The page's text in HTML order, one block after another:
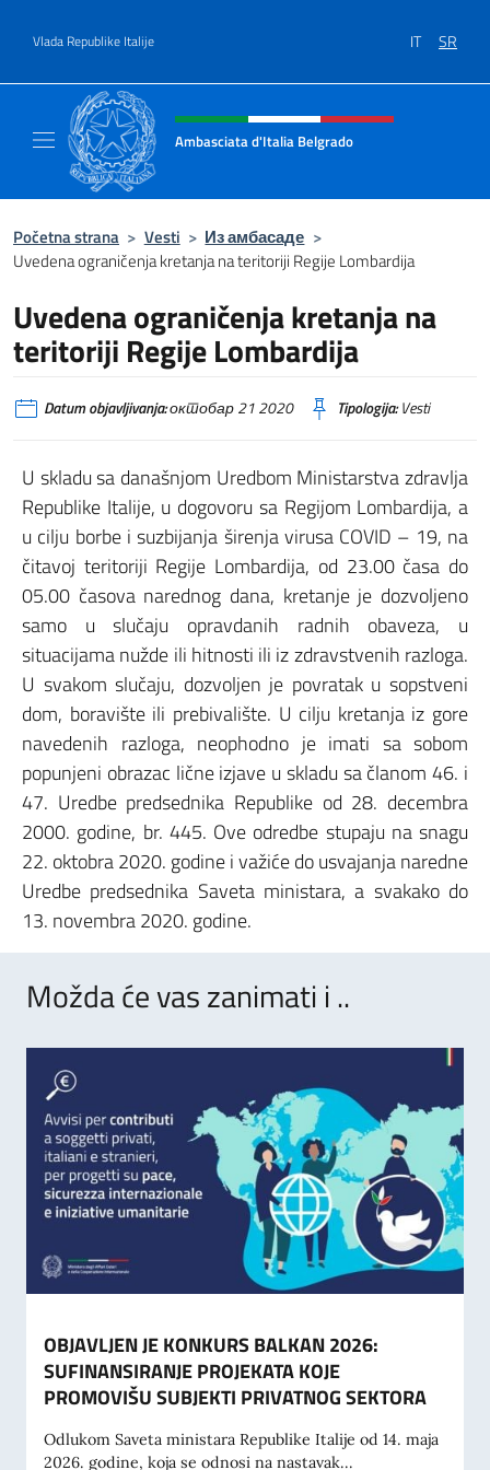
Vlada Republike Italije IT SR
Header, social and menu of site
Ambasciata d'Italia Belgrado
Početna strana > Vesti > Из амбасаде >
Uvedena ograničenja kretanja na teritoriji Regije Lombardija
Uvedena ograničenja kretanja na
teritoriji Regije Lombardija
Datum objavljivanja:октобар 21 2020 Tipologija:Vesti
U skladu sa današnjom Uredbom Ministarstva zdravlja
Republike Italije, u dogovoru sa Regijom Lombardija, a
u cilju borbe i suzbijanja širenja virusa COVID – 19, na
čitavoj teritoriji Regije Lombardija, od 23.00 časa do
05.00 časova narednog dana, kretanje je dozvoljeno
samo u slučaju opravdanih radnih obaveza, u
situacijama nužde ili hitnosti ili iz zdravstvenih razloga.
U svakom slučaju, dozvoljen je povratak u sopstveni
dom, boravište ili prebivalište. U cilju kretanja iz gore
navedenih razloga, neophodno je imati sa sobom
popunjeni obrazac lične izjave u skladu sa članom 46. i
47. Uredbe predsednika Republike od 28. decembra
2000. godine, br. 445. Ove odredbe stupaju na snagu
22. oktobra 2020. godine i važiće do usvajanja naredne
Uredbe predsednika Saveta ministara, a svakako do
13. novembra 2020. godine.
Možda će vas zanimati i ..
OBJAVLJEN JE KONKURS BALKAN 2026:
SUFINANSIRANJE PROJEKATA KOJE
PROMOVIŠU SUBJEKTI PRIVATNOG SEKTORA
Odlukom Saveta ministara Republike Italije od 14. maja
2026. godine, koja se odnosi na nastavak...